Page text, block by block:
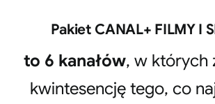
Pakiet CANAL+ FILMY I
to 6 kanałów, w których
kwintesencję tego, co